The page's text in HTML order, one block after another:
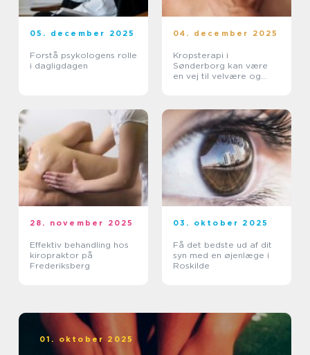
05. december 2025
Forstå psykologens rolle
i dagligdagen
04. december 2025
Kropsterapi i
Sønderborg kan være
en vej til velvære og
28. november 2025
Effektiv behandling hos
kiropraktor på
Frederiksberg
03. oktober 2025
Få det bedste ud af dit
syn med en øjenlæge i
Roskilde
01. oktober 2025